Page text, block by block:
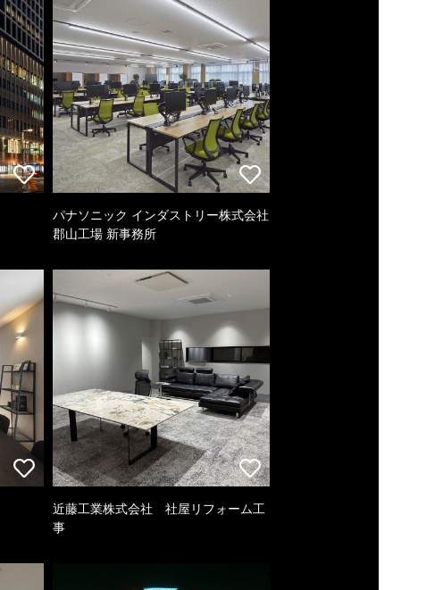
パナソニック インダストリー株式会社
郡山工場 新事務所
近藤工業株式会社 社屋リフォーム工
事